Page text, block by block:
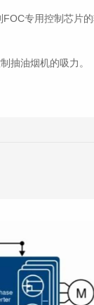
专用控制芯片
抽油烟机的吸力。